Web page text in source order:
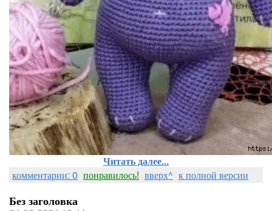
Читать далее...
комментарии: 0 понравилось! вверх^ к полной версии
Без заголовка